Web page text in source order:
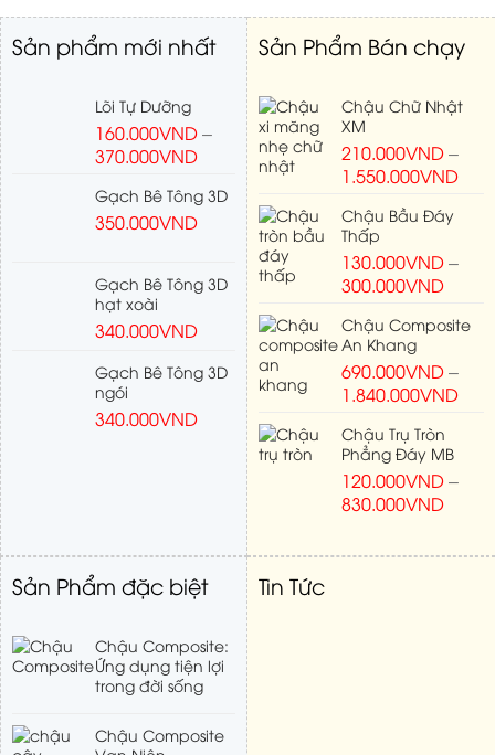
Sản phẩm mới nhất
Lõi Tự Dưỡng
160.000VND–
370.000VND
Gạch Bê Tông 3D
350.000VND
Gạch Bê Tông 3D
hạt xoài
340.000VND
Gạch Bê Tông 3D
ngói
340.000VND
Sản Phẩm Bán chạy
Chậu Chữ Nhật
XM
210.000VND–
1.550.000VND
Chậu Bầu Đáy
Thấp
130.000VND–
300.000VND
Chậu Composite
An Khang
690.000VND–
1.840.000VND
Chậu Trụ Tròn
Phẳng Đáy MB
120.000VND–
830.000VND
Sản Phẩm đặc biệt
Chậu Composite:
Ứng dụng tiện lợi
trong đời sống
Chậu Composite
Tin Tức